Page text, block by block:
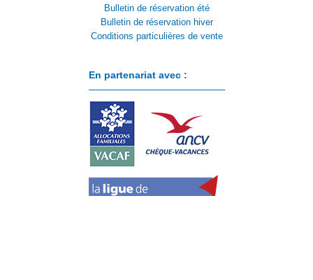
Bulletin de réservation été
Bulletin de réservation hiver
Conditions particulières de vente
En partenariat avec :